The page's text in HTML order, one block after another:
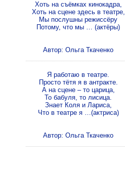
Хоть на съёмках кинокадра,
Хоть на сцене здесь в театре,
Мы послушны режиссёру
Потому, что мы … (актёры)
Автор: Ольга Ткаченко
Я работаю в театре.
Просто тётя я в антракте.
А на сцене – то царица,
То бабуля, то лисица.
Знает Коля и Лариса,
Что в театре я …(актриса)
Автор: Ольга Ткаченко